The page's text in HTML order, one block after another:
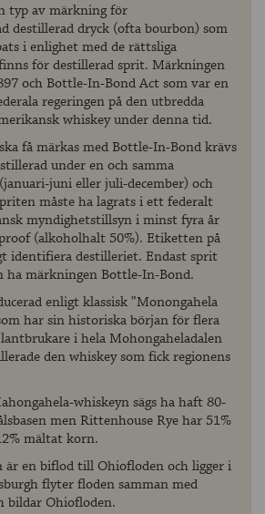
typ av märkning för
destillerad dryck (ofta bourbon) som
i enlighet med de rättsliga
för destillerad sprit. Märkningen
och Bottle-In-Bond Act som var en
regeringen på den utbredda
whiskey under denna tid.
få märkas med Bottle-In-Bond krävs
under en och samma
juni eller juli-december) och
måste ha lagrats i ett federalt
myndighetstillsyn i minst fyra år
(alkoholhalt 50%). Etiketten på
identifiera destilleriet. Endast sprit
ha märkningen Bottle-In-Bond.
enligt klassisk ”Monongahela
har sin historiska början för flera
i hela Mohongaheladalen
den whiskey som fick regionens
whiskeyn sägs ha haft 80-
men Rittenhouse Rye har 51%
mältat korn.
är en biflod till Ohiofloden och ligger i
flyter floden samman med
bildar Ohiofloden.